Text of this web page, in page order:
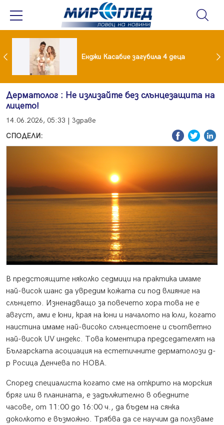
Край на приказката! Брадърите Стефан и Сияна се разделиха с гръм и трясък Енджи Касабие загубила 4 деца
Дерматолог : Не излизайте без слънцезащита на
лицето!
14.06.2026, 05:33 | Здраве
СПОДЕЛИ:
В предстоящите няколко седмици на практика имаме
най-висок шанс да увредим кожата си под влияние на
слънцето. Изненадващо за повечето хора това не е
август, ами е юни, края на юни и началото на юли, когато
наистина имаме най-високо слънцестоене и съответно
най-висок UV индекс. Това коментира председателят на
Българската асоциация на естетичните дерматолози д-
р Росица Денчева по НОВА.
Според специалиста когато сме на открито на морския
бряг или в планината, е задължително в обедните
часове, от 11:00 до 16:00 ч., да бъдем на сянка
доколкото е възможно. Трябва да се научим да ползваме